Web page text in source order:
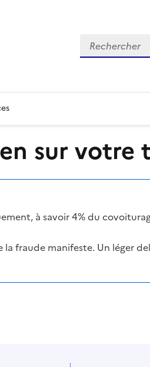
Rechercher
sur votre
à savoir 4% du
fraude manifeste. Un léger